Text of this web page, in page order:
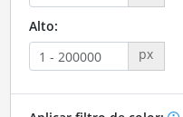
Alto:
px